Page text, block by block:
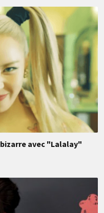
avec "Lalalay"